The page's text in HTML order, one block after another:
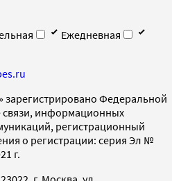
Ежедневная
» зарегистрировано Федеральной
связи, информационных
регистрационный
о регистрации: серия Эл №
г.